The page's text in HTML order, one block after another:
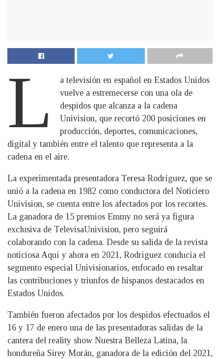
L
a televisión en español en Estados Unidos
vuelve a estremecerse con una ola de
despidos que alcanza a la cadena
Univision, que recortó 200 posiciones en
producción, deportes, comunicaciones,
digital y también entre el talento que representa a la
cadena en el aire.
La experimentada presentadora Teresa Rodríguez, que se
unió a la cadena en 1982 como conductora del Noticiero
Univision, se cuenta entre los afectados por los recortes.
La ganadora de 15 premios Emmy no será ya figura
exclusiva de TelevisaUnivision, pero seguirá
colaborando con la cadena. Desde su salida de la revista
noticiosa Aquí y ahora en 2021, Rodríguez conducía el
segmento especial Univisionarios, enfocado en resaltar
las contribuciones y triunfos de hispanos destacados en
Estados Unidos.
También fueron afectados por los despidos efectuados el
16 y 17 de enero una de las presentadoras salidas de la
cantera del reality show Nuestra Belleza Latina, la
hondureña Sirey Morán, ganadora de la edición del 2021,